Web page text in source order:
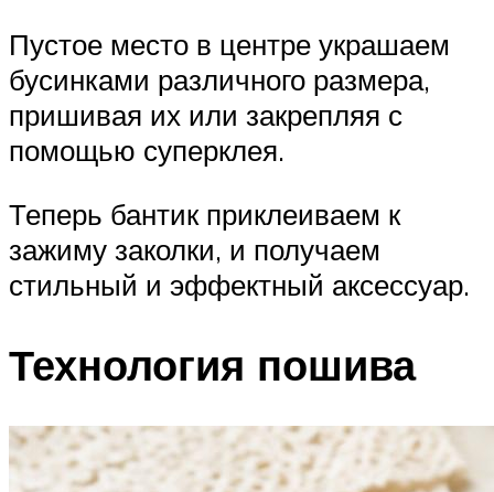
Пустое место в центре украшаем
бусинками различного размера,
пришивая их или закрепляя с
помощью суперклея.
Теперь бантик приклеиваем к
зажиму заколки, и получаем
стильный и эффектный аксессуар.
Технология пошива